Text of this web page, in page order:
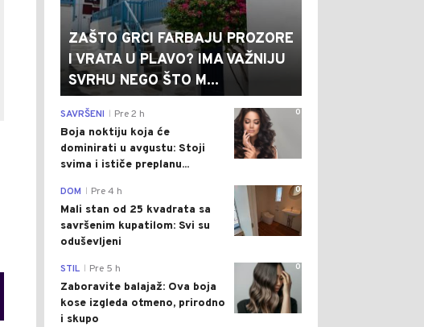
ZAŠTO GRCI FARBAJU PROZORE
I VRATA U PLAVO? IMA VAŽNIJU
SVRHU NEGO ŠTO M...
0
SAVRŠENI Pre 2 h
Boja noktiju koja će
dominirati u avgustu: Stoji
svima i ističe preplanu...
0
DOM Pre 4 h
Mali stan od 25 kvadrata sa
savršenim kupatilom: Svi su
oduševljeni
0
STIL Pre 5 h
Zaboravite balajaž: Ova boja
kose izgleda otmeno, prirodno
i skupo